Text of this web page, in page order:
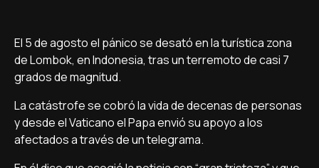
El 5 de agosto el pánico se desató en la turística zona
de Lombok, en Indonesia, tras un terremoto de casi 7
grados de magnitud.
La catástrofe se cobró la vida de decenas de personas
y desde el Vaticano el Papa envió su apoyo a los
afectados a través de un telegrama.